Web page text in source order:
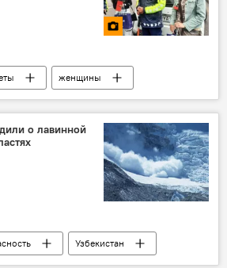
женщины
о лавинной
Узбекистан